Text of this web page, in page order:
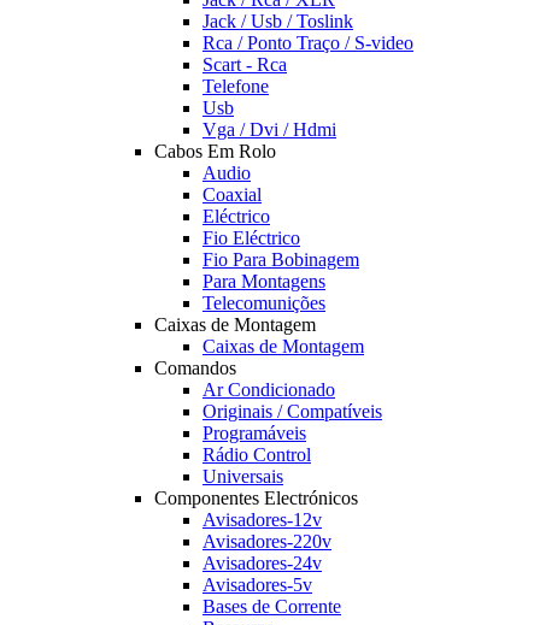
Jack / Usb / Toslink
Rca / Ponto Traço / S-video
Scart - Rca
Telefone
Usb
Vga / Dvi / Hdmi
Cabos Em Rolo
Audio
Coaxial
Eléctrico
Fio Eléctrico
Fio Para Bobinagem
Para Montagens
Telecomunições
Caixas de Montagem
Caixas de Montagem
Comandos
Ar Condicionado
Originais / Compatíveis
Programáveis
Rádio Control
Universais
Componentes Electrónicos
Avisadores-12v
Avisadores-220v
Avisadores-24v
Avisadores-5v
Bases de Corrente